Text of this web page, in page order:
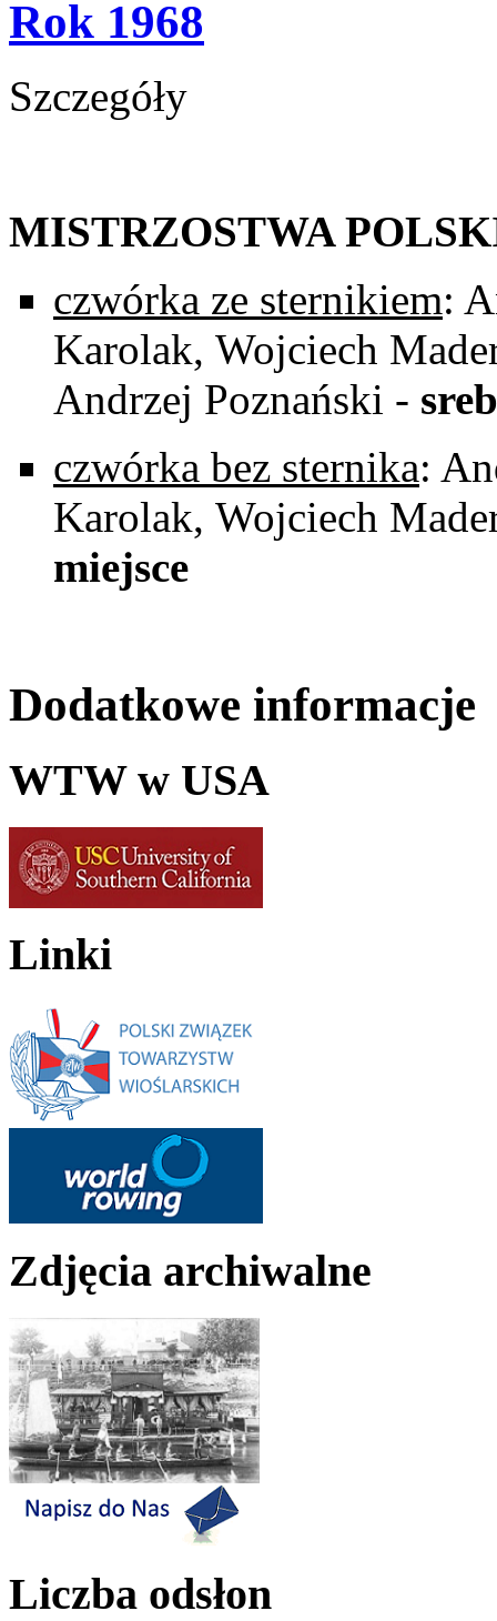
Rok 1968
Szczegóły
MISTRZOSTWA
czwórka ze sternikiem:
Karolak, Wojciech
Andrzej Poznański -
czwórka bez sternika:
Karolak, Wojciech
miejsce
Dodatkowe informacje
WTW w USA
Linki
Zdjęcia archiwalne
Liczba odsłon